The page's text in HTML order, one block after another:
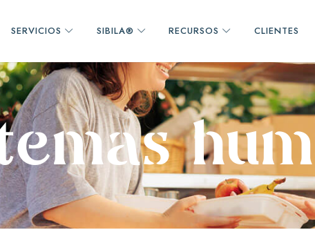
SERVICIOS SIBILA® RECURSOS CLIENTES
emas hum